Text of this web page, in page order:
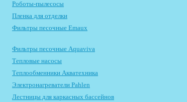
Роботы-пылесосы
Пленка для отделки
Фильтры песочные Emaux
Фильтры песочные Aquaviva
Тепловые насосы
Теплообменники Акватехника
Электронагреватели Pahlen
Лестницы для каркасных бассейнов